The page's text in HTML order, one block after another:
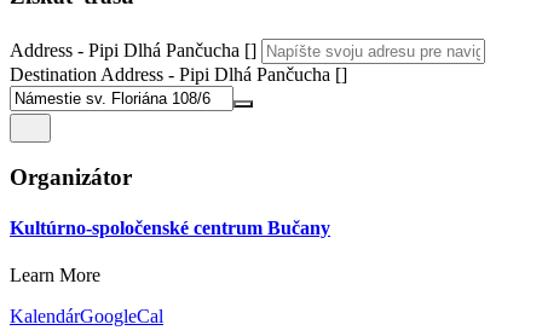
Address - Pipi Dlhá Pančucha []
Destination Address - Pipi Dlhá Pančucha []
Organizátor
Kultúrno-spoločenské centrum Bučany
Learn More
KalendárGoogleCal